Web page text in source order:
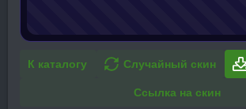
К каталогу Случайный скин
Ссылка на скин